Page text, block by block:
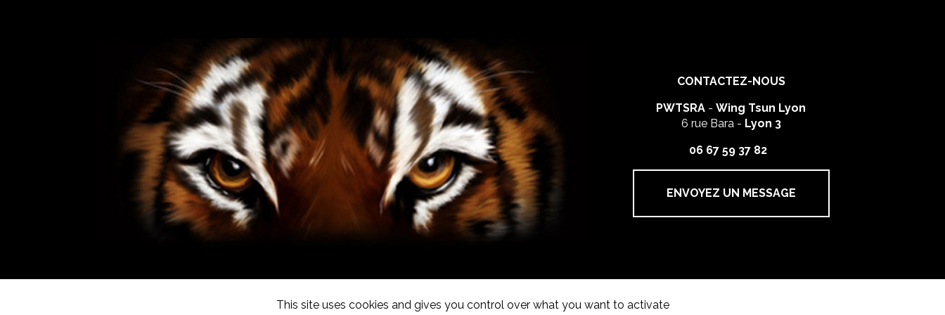
CONTACTEZ-NOUS
PWTSRA -Wing Tsun Lyon
6 rue Bara - Lyon 3
06 67 59 37 82
ENVOYEZ UN MESSAGE
This site uses cookies and gives you control over what you want to activate